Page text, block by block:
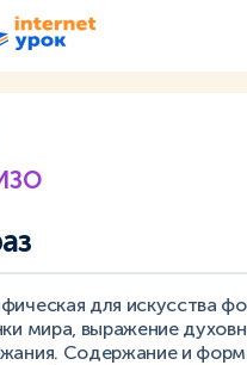
для искусства
мира, выражение
Содержание и